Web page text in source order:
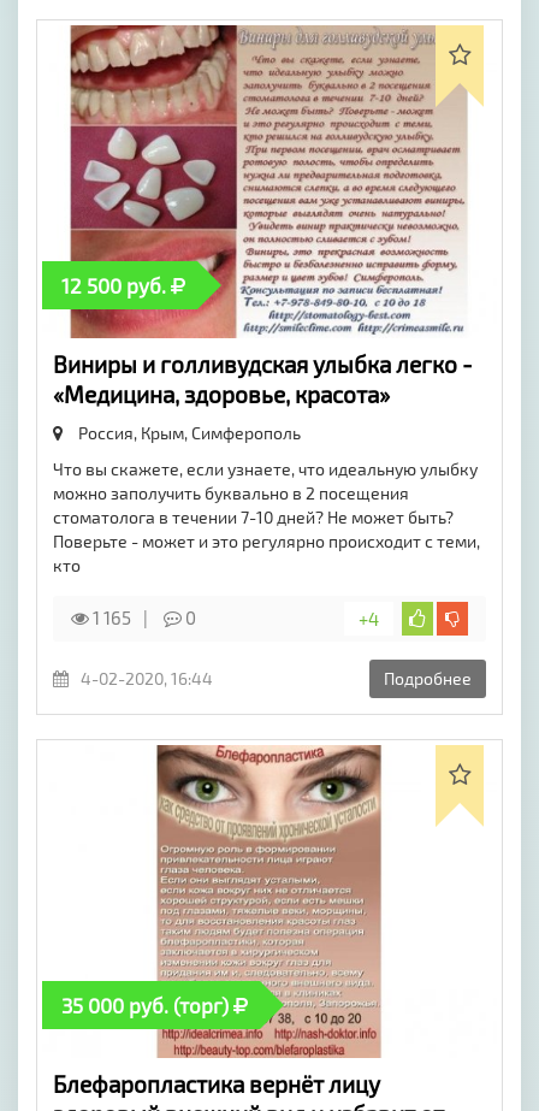
12 500 руб.
Виниры и голливудская улыбка легко -
«Медицина, здоровье, красота»
Россия, Крым,Симферополь
Что вы скажете, если узнаете, что идеальную улыбку
можно заполучить буквально в 2 посещения
стоматолога в течении 7-10 дней? Не может быть?
Поверьте - может и это регулярно происходит с теми,
кто
1 165 0 +4
4-02-2020, 16:44 Подробнее
35 000 руб. (торг)
Блефаропластика вернёт лицу